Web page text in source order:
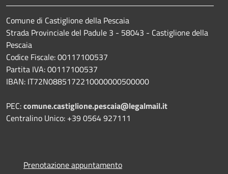
Comune di Castiglione della Pescaia
Strada Provinciale del Padule 3 - 58043 - Castiglione della
Pescaia
Codice Fiscale: 00117100537
Partita IVA: 00117100537
IBAN: IT72N0885172210000000500000
PEC:comune.castiglione.pescaia@legalmail.it
Centralino Unico: +39 0564 927111
Prenotazione appuntamento